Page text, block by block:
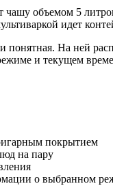
объемом 5
идет
понятная. На ней
и текущем
покрытием
на пару
о выбранном